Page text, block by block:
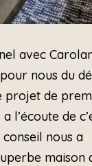
avec
nous du
projet de
l’écoute de
conseil nous a
maison